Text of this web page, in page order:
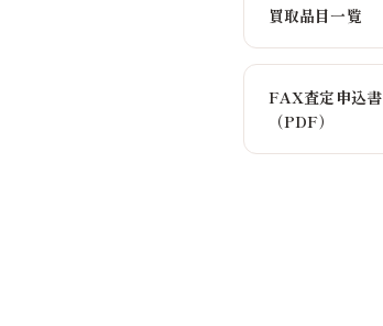
買取品目一覧
FAX査定申込書
（PDF）